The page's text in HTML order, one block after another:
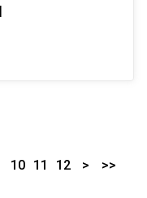
10 11 12 > >>